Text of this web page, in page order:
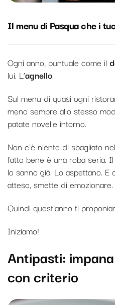
Il menu di Pasqua che i
Ogni anno, puntuale come il
lui. L’agnello.
Sul menu di quasi ogni
meno sempre allo stesso
patate novelle intorno.
Non c’è niente di sbagliato
fatto bene è una roba seria.
lo sanno già. Lo aspettano.
atteso, smette di emozionare.
Quindi quest’anno ti
Iniziamo!
Antipasti:
con criterio